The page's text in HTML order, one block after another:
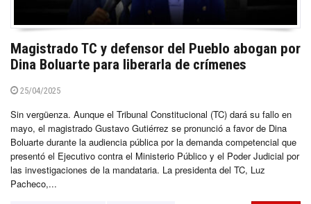
Magistrado TC y defensor del Pueblo abogan por
Dina Boluarte para liberarla de crímenes
25/04/2025
Sin vergüenza. Aunque el Tribunal Constitucional (TC) dará su fallo en
mayo, el magistrado Gustavo Gutiérrez se pronunció a favor de Dina
Boluarte durante la audiencia pública por la demanda competencial que
presentó el Ejecutivo contra el Ministerio Público y el Poder Judicial por
las investigaciones de la mandataria. La presidenta del TC, Luz
Pacheco,...